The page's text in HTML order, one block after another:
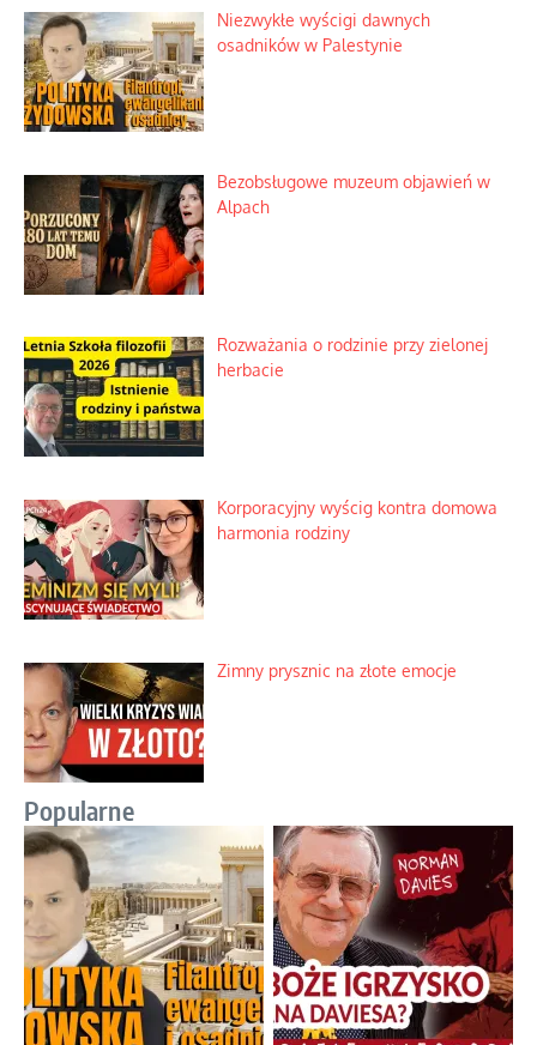
Niezwykłe wyścigi dawnych
osadników w Palestynie
Bezobsługowe muzeum objawień w
Alpach
Rozważania o rodzinie przy zielonej
herbacie
Korporacyjny wyścig kontra domowa
harmonia rodziny
Zimny prysznic na złote emocje
Popularne